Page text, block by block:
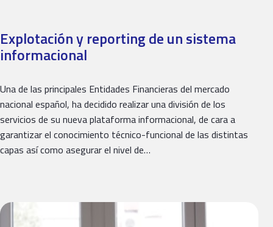
Explotación y reporting de un sistema
informacional
Una de las principales Entidades Financieras del mercado
nacional español, ha decidido realizar una división de los
servicios de su nueva plataforma informacional, de cara a
garantizar el conocimiento técnico-funcional de las distintas
capas así como asegurar el nivel de…